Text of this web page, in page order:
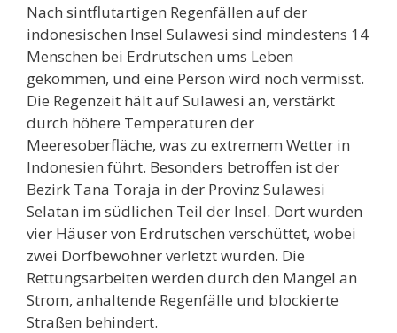
Nach sintflutartigen Regenfällen auf der
indonesischen Insel Sulawesi sind mindestens 14
Menschen bei Erdrutschen ums Leben
gekommen, und eine Person wird noch vermisst.
Die Regenzeit hält auf Sulawesi an, verstärkt
durch höhere Temperaturen der
Meeresoberfläche, was zu extremem Wetter in
Indonesien führt. Besonders betroffen ist der
Bezirk Tana Toraja in der Provinz Sulawesi
Selatan im südlichen Teil der Insel. Dort wurden
vier Häuser von Erdrutschen verschüttet, wobei
zwei Dorfbewohner verletzt wurden. Die
Rettungsarbeiten werden durch den Mangel an
Strom, anhaltende Regenfälle und blockierte
Straßen behindert.